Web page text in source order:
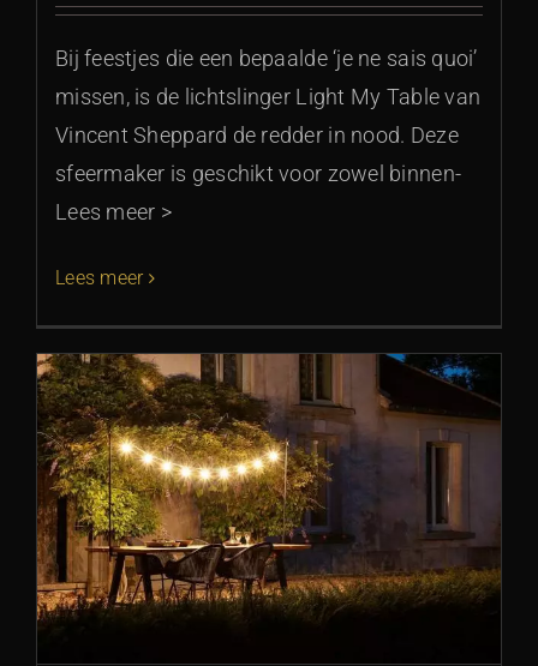
Bij feestjes die een bepaalde ‘je ne sais quoi’
missen, is de lichtslinger Light My Table van
Vincent Sheppard de redder in nood. Deze
sfeermaker is geschikt voor zowel binnen-
Lees meer >
Lees meer